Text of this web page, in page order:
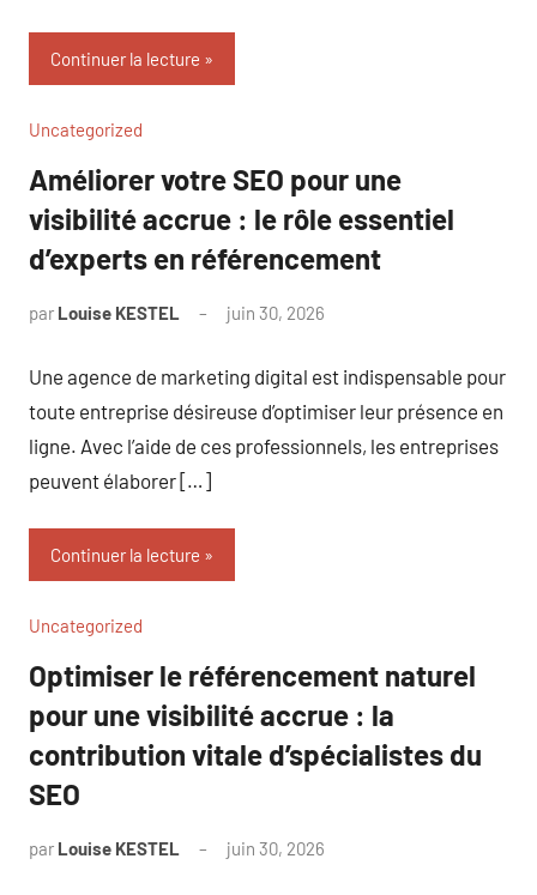
Continuer la lecture
Uncategorized
Améliorer votre SEO pour une
visibilité accrue : le rôle essentiel
d’experts en référencement
par Louise KESTEL juin 30, 2026
Une agence de marketing digital est indispensable pour
toute entreprise désireuse d’optimiser leur présence en
ligne. Avec l’aide de ces professionnels, les entreprises
peuvent élaborer […]
Continuer la lecture
Uncategorized
Optimiser le référencement naturel
pour une visibilité accrue : la
contribution vitale d’spécialistes du
SEO
par Louise KESTEL juin 30, 2026